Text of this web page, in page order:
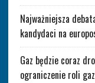
Najważniejsza
kandydaci na
Gaz będzie coraz
ograniczenie roli